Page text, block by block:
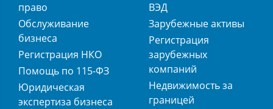
право
Обслуживание
бизнеса
Регистрация НКО
Помощь по 115-ФЗ
Юридическая
экспертиза бизнеса
ВЭД
Зарубежные активы
Регистрация
зарубежных
компаний
Недвижимость за
границей